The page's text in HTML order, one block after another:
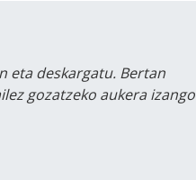
eta deskargatu. Bertan
gozatzeko aukera izango